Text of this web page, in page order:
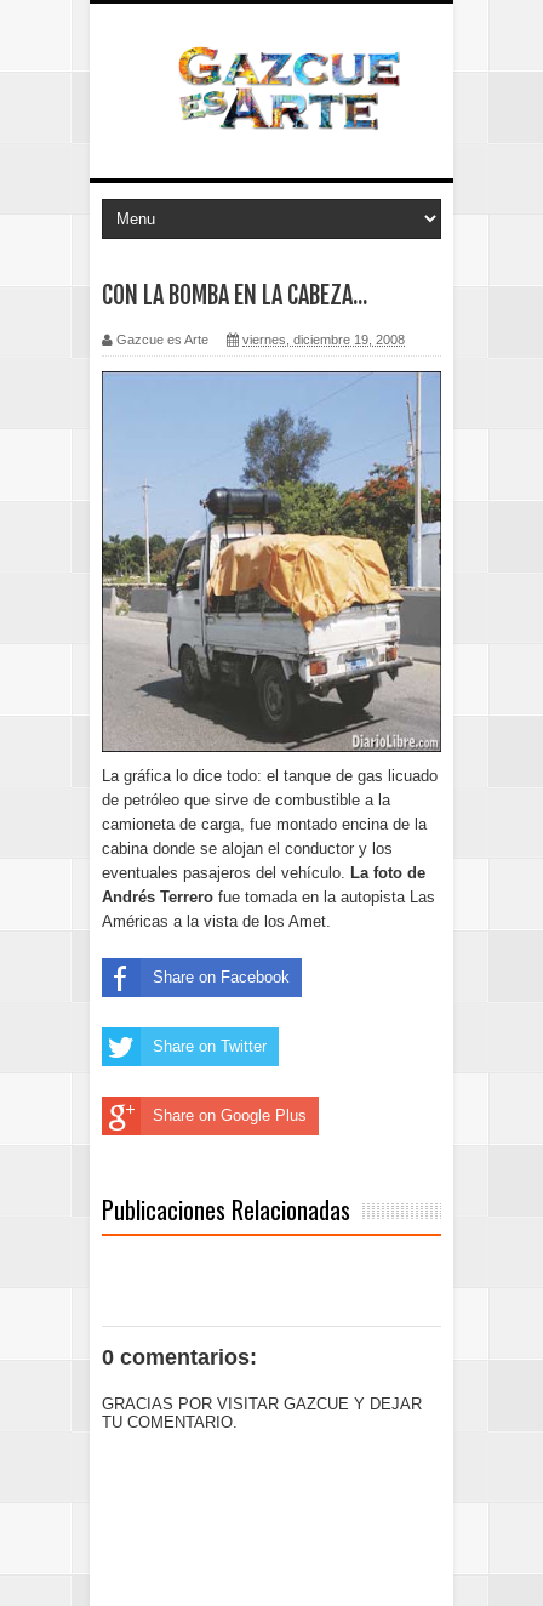
CON LA BOMBA EN LA CABEZA...
Gazcue es Arte viernes, diciembre 19, 2008
La gráfica lo dice todo: el tanque de gas licuado
de petróleo que sirve de combustible a la
camioneta de carga, fue montado encina de la
cabina donde se alojan el conductor y los
eventuales pasajeros del vehículo. La foto de
Andrés Terrero fue tomada en la autopista Las
Américas a la vista de los Amet.
Share on Facebook
Share on Twitter
Share on Google Plus
Publicaciones Relacionadas
0 comentarios:
GRACIAS POR VISITAR GAZCUE Y DEJAR
TU COMENTARIO.